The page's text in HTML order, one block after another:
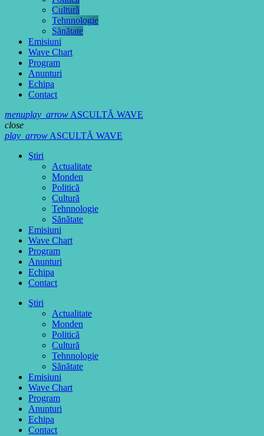
Cultură
Tehnnologie
Sănătate
Emisiuni
Wave Chart
Program
Anunturi
Echipa
Contact
menuplay_arrowASCULTĂ WAVE
close
play_arrowASCULTĂ WAVE
Ştiri
Actualitate
Monden
Politică
Cultură
Tehnnologie
Sănătate
Emisiuni
Wave Chart
Program
Anunturi
Echipa
Contact
Ştiri
Actualitate
Monden
Politică
Cultură
Tehnnologie
Sănătate
Emisiuni
Wave Chart
Program
Anunturi
Echipa
Contact